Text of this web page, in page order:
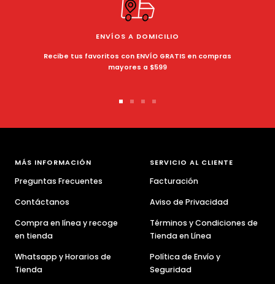
ENVÍOS A DOMICILIO
Recibe tus favoritos con ENVÍO GRATIS en compras
mayores a $599
Ir
Ir
Ir
Ir
4
MÁS INFORMACIÓN
Preguntas Frecuentes
Contáctanos
Compra en línea y recoge
en tienda
Whatsapp y Horarios de
Tienda
SERVICIO AL CLIENTE
Facturación
Aviso de Privacidad
Términos y Condiciones de
Tienda en Línea
Política de Envío y
Seguridad